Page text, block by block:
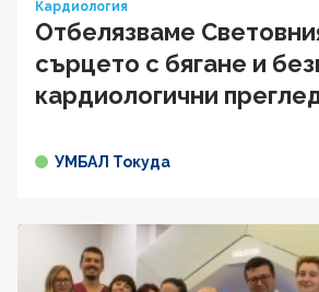
Кардиология
Отбелязваме
сърцето с бягане и
кардиологични
УМБАЛ Токуда